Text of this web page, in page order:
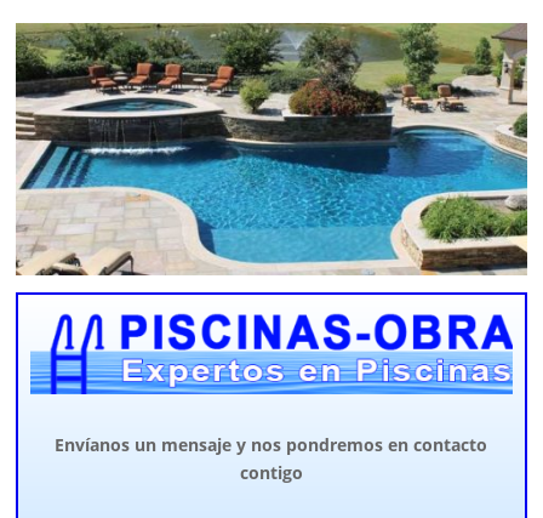
Envíanos un mensaje y nos pondremos en contacto
contigo